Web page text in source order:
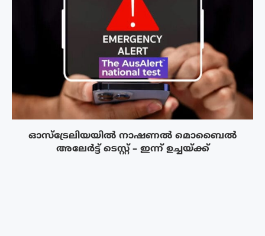
ഓസ്‌ട്രേലിയയിൽ നാഷണൽ മൊബൈൽ
അലേർട്ട് ടെസ്റ്റ് – ഇന്ന് ഉച്ചയ്ക്ക്